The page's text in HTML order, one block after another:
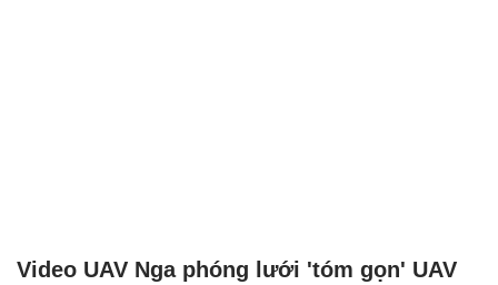
Video UAV Nga phóng lưới 'tóm gọn' UAV